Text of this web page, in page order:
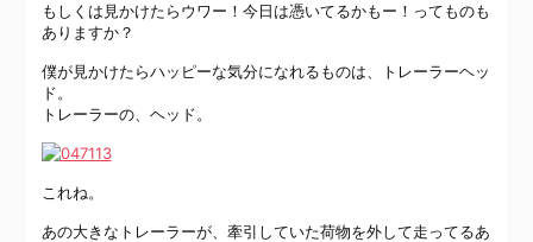
もしくは見かけたらウワー！今日は憑いてるかもー！ってものも
ありますか？
僕が見かけたらハッピーな気分になれるものは、トレーラーヘッ
ド。
トレーラーの、ヘッド。
これね。
あの大きなトレーラーが、牽引していた荷物を外して走ってるあ